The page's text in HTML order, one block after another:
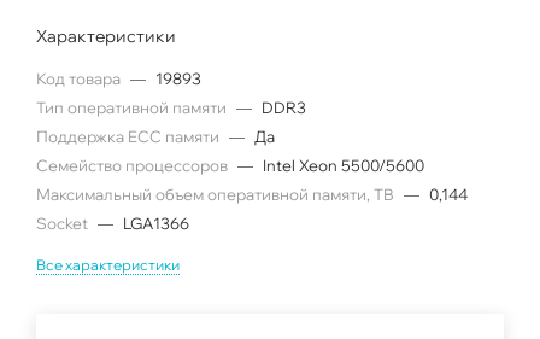
Характеристики
Код товара — 19893
Тип оперативной памяти — DDR3
Поддержка ECC памяти — Да
Семейство процессоров — Intel Xeon 5500/5600
Максимальный объем оперативной памяти, TB — 0,144
Socket — LGA1366
Все характеристики